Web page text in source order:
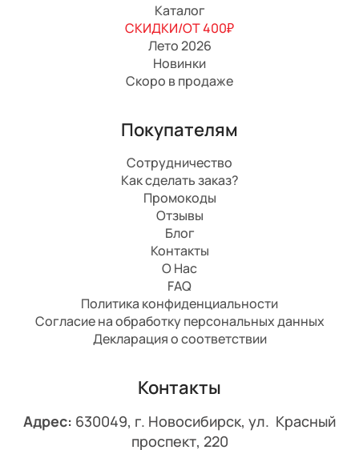
Каталог
СКИДКИ/ОТ 400₽
Лето 2026
Новинки
Скоро в продаже
Покупателям
Сотрудничество
Как сделать заказ?
Промокоды
Отзывы
Блог
Контакты
О Нас
FAQ
Политика конфиденциальности
Согласие на обработку персональных данных
Декларация о соответствии
Контакты
Адрес: 630049, г. Новосибирск, ул. Красный
проспект, 220